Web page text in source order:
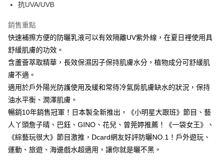
ATM付款
全家取貨付款
每筆NT$85，滿NT$499(含以上)免運費
付款後全家取貨
7-11取貨付款
每筆NT$85，滿NT$499(含以上)免運費
抗UVA/UVB
銷售重點
快速補擦方便的防曬乳液可以有效隔離UV紫外線，在夏日裡使用具
舒緩肌膚的功效。
含蘆薈萃取精華，長效保濕因子保持肌膚水分，植物成分可舒緩肌
膚不適。
適用於戶外陽光防護使用及緩和常待冷氣房肌膚缺水的狀況，保持
油水平衡、潤澤肌膚。
暢銷10年銷售冠軍！日本製全新推出，《小明星大跟班》節目、藝
人丫頭詹子晴、巴鈺、GINO、花兒、曾莞婷推薦！《一袋女王》、
《綜藝玩很大》節目激推，Dcard網友好評防曬NO.1！戶外遊玩、
運動、旅遊、海邊戲水超適用，讓你就是曬不黑。